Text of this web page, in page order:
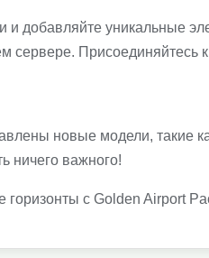
и добавляйте уникальные
сервере. Присоединяйтесь
новые модели, такие
ничего важного!
горизонты с Golden Airport